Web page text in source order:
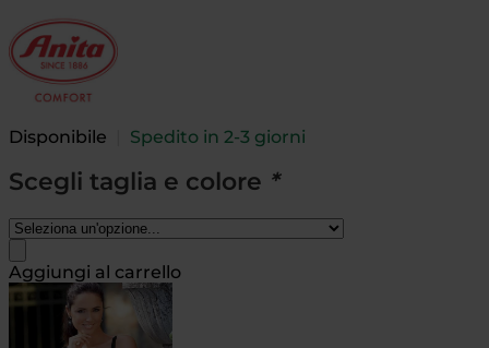
Disponibile Spedito in 2-3 giorni
Scegli taglia e colore *
Aggiungi al carrello